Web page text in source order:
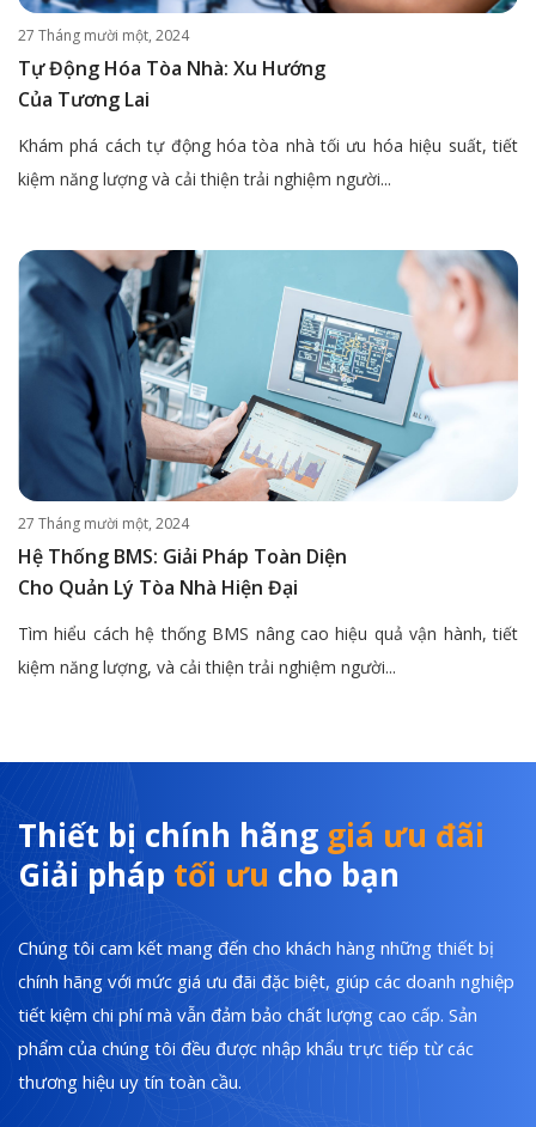
27 Tháng mười một, 2024
Tự Động Hóa Tòa Nhà: Xu Hướng
Của Tương Lai
Khám phá cách tự động hóa tòa nhà tối ưu hóa hiệu suất, tiết
kiệm năng lượng và cải thiện trải nghiệm người...
27 Tháng mười một, 2024
Hệ Thống BMS: Giải Pháp Toàn Diện
Cho Quản Lý Tòa Nhà Hiện Đại
Tìm hiểu cách hệ thống BMS nâng cao hiệu quả vận hành, tiết
kiệm năng lượng, và cải thiện trải nghiệm người...
Thiết bị chính hãng giá ưu đãi
Giải pháp tối ưu cho bạn
Chúng tôi cam kết mang đến cho khách hàng những thiết bị
chính hãng với mức giá ưu đãi đặc biệt, giúp các doanh nghiệp
tiết kiệm chi phí mà vẫn đảm bảo chất lượng cao cấp. Sản
phẩm của chúng tôi đều được nhập khẩu trực tiếp từ các
thương hiệu uy tín toàn cầu.